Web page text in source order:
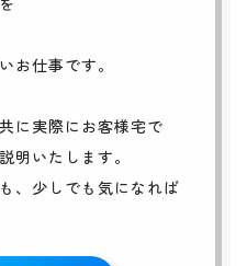
お仕事です。
に実際にお客様宅で
明いたします。
、少しでも気になれば